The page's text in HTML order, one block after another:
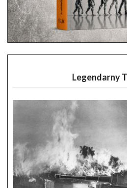
Legendarny